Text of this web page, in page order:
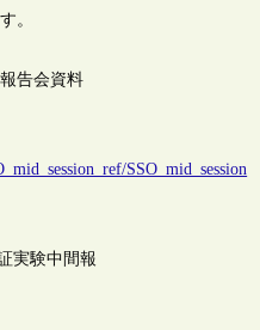
。
告会資料
SSO_mid_session
実験中間報